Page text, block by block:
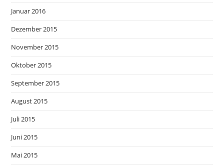
Januar 2016
Dezember 2015
November 2015
Oktober 2015
September 2015
August 2015
Juli 2015
Juni 2015
Mai 2015